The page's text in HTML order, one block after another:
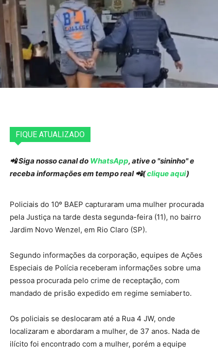
FIQUE ATUALIZADO
📲 Siga nosso canal do WhatsApp, ative o "sininho" e
receba informações em tempo real 📲(clique aqui)
Policiais do 10º BAEP capturaram uma mulher procurada
pela Justiça na tarde desta segunda-feira (11), no bairro
Jardim Novo Wenzel, em Rio Claro (SP).
Segundo informações da corporação, equipes de Ações
Especiais de Polícia receberam informações sobre uma
pessoa procurada pelo crime de receptação, com
mandado de prisão expedido em regime semiaberto.
Os policiais se deslocaram até a Rua 4 JW, onde
localizaram e abordaram a mulher, de 37 anos. Nada de
ilícito foi encontrado com a mulher, porém a equipe